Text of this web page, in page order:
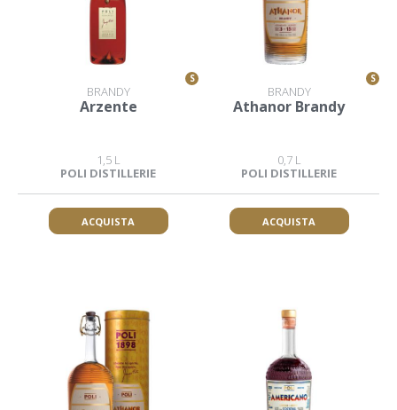
S
BRANDY
Arzente
1,5 L
POLI DISTILLERIE
ACQUISTA
S
BRANDY
Athanor Brandy
0,7 L
POLI DISTILLERIE
ACQUISTA